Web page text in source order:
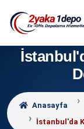
Anasayfa
İstanbul'da